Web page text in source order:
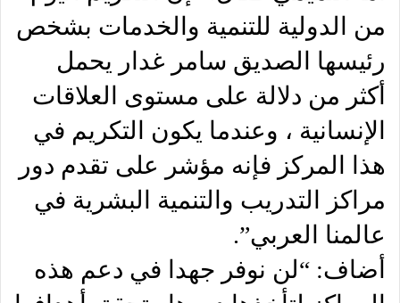
من الدولية للتنمية والخدمات بشخص
رئيسها الصديق سامر غدار يحمل
أكثر من دلالة على مستوى العلاقات
الإنسانية ، وعندما يكون التكريم في
هذا المركز فإنه مؤشر على تقدم دور
مراكز التدريب والتنمية البشرية في
عالمنا العربي”.
أضاف: “لن نوفر جهدا في دعم هذه